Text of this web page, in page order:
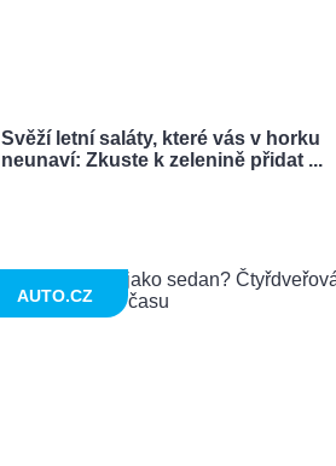
Svěží letní saláty, které vás v horku
neunaví: Zkuste k zelenině přidat ...
AUTO.CZ